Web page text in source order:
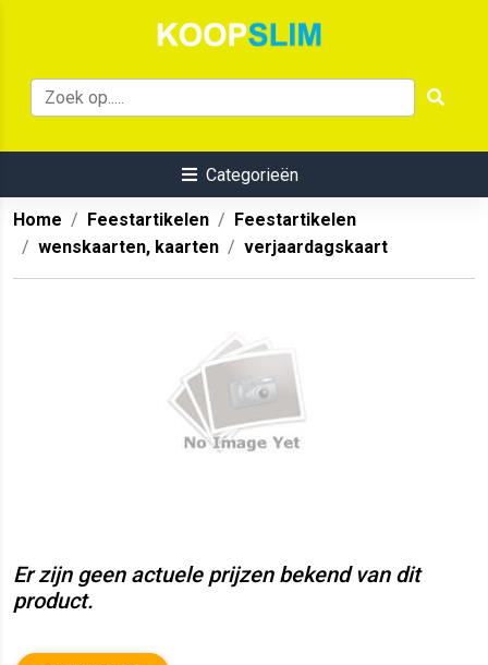
Categorieën
Home Feestartikelen
Feestartikelen
wenskaarten, kaarten
verjaardagskaart
Er zijn geen actuele prijzen bekend van dit
product.